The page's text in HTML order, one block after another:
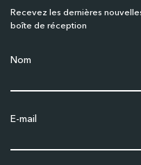
Recevez les dernières
boîte de réception
Nom
E-mail